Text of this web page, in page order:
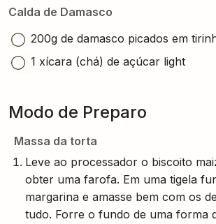
Calda de Damasco
200g de damasco picados em
1 xícara (chá) de açúcar light
Modo de Preparo
Massa da torta
Leve ao processador o biscoito
obter uma farofa. Em uma tigela
margarina e amasse bem com os
tudo. Forre o fundo de uma forma